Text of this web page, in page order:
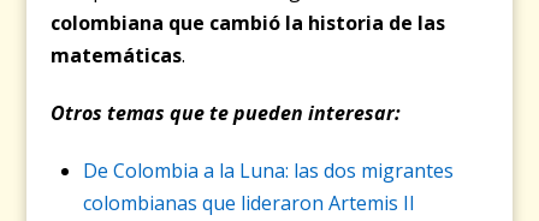
colombiana que cambió la historia de las
matemáticas.
Otros temas que te pueden interesar:
De Colombia a la Luna: las dos migrantes
colombianas que lideraron Artemis II